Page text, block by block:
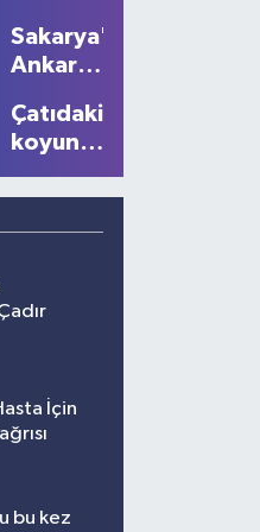
Devam
Ediyor
10 bin
lira ceza
Sakarya'dan
Ankara'ya
çağrısı
Çatıdaki
koyunu
gözlerine
inanamadı!
İçin
bu kez